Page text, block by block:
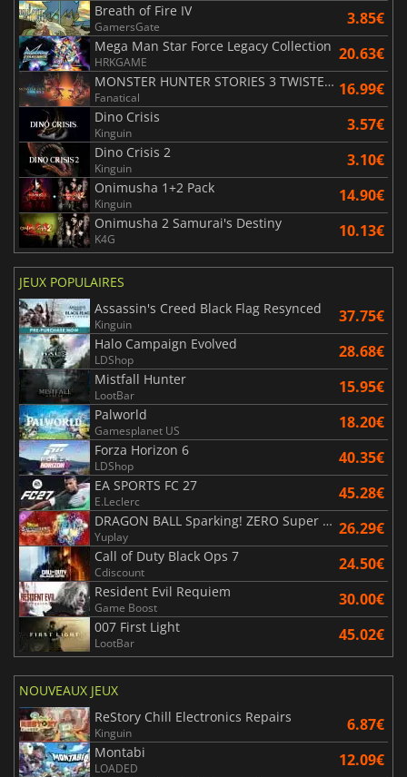
Breath of Fire IV
GamersGate 3.85€
Mega Man Star Force Legacy Collection
HRKGAME 20.63€
MONSTER HUNTER STORIES 3 TWISTED REFLECTION
Fanatical 16.99€
Dino Crisis
Kinguin 3.57€
Dino Crisis 2
Kinguin 3.10€
Onimusha 1+2 Pack
Kinguin 14.90€
Onimusha 2 Samurai's Destiny
K4G 10.13€
JEUX POPULAIRES
Assassin's Creed Black Flag Resynced
Kinguin 37.75€
Halo Campaign Evolved
LDShop 28.68€
Mistfall Hunter
LootBar 15.95€
Palworld
Gamesplanet US 18.20€
Forza Horizon 6
LDShop 40.35€
EA SPORTS FC 27
E.Leclerc 45.28€
DRAGON BALL Sparking! ZERO Super Limit Breaking NEO
Yuplay 26.29€
Call of Duty Black Ops 7
Cdiscount 24.50€
Resident Evil Requiem
Game Boost 30.00€
007 First Light
LootBar 45.02€
NOUVEAUX JEUX
ReStory Chill Electronics Repairs
Kinguin 6.87€
Montabi
LOADED 12.09€